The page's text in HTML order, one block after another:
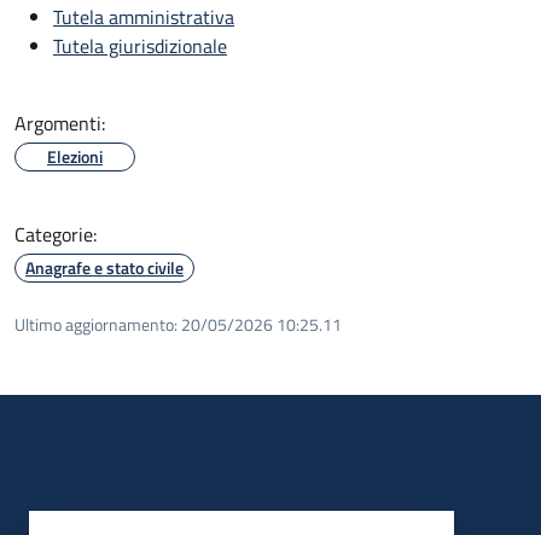
Tutela amministrativa
Tutela giurisdizionale
Argomenti:
Elezioni
Categorie:
Anagrafe e stato civile
Ultimo aggiornamento: 20/05/2026 10:25.11